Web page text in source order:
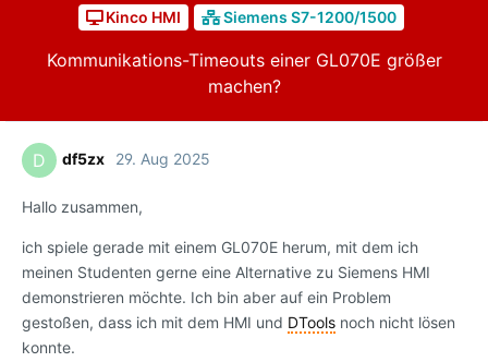
Kinco HMI Siemens S7-1200/1500
Kommunikations-Timeouts einer GL070E größer
machen?
D df5zx 29. Aug 2025
Hallo zusammen,
ich spiele gerade mit einem GL070E herum, mit dem ich
meinen Studenten gerne eine Alternative zu Siemens HMI
demonstrieren möchte. Ich bin aber auf ein Problem
gestoßen, dass ich mit dem HMI und DTools noch nicht lösen
konnte.